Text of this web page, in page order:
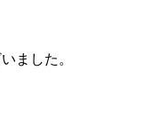
ました。